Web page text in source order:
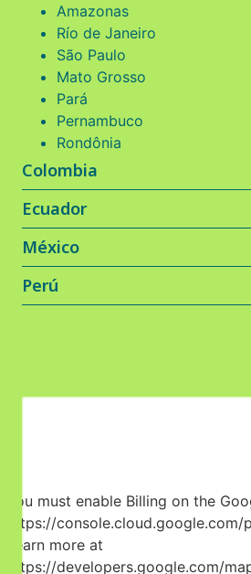
Amazonas
Río de Janeiro
São Paulo
Mato Grosso
Pará
Pernambuco
Rondônia
Colombia
Ecuador
México
Perú
You must enable Billing on the
https://console.cloud.google.com/
Learn more at
https://developers.google.com/